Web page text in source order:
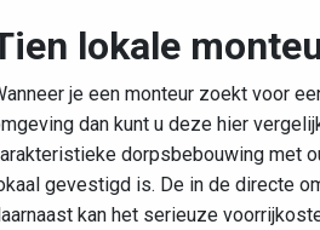
lokale
je een monteur zoekt voor
dan kunt u deze hier
dorpsbebouwing met
gevestigd is. De in de directe
kan het serieuze